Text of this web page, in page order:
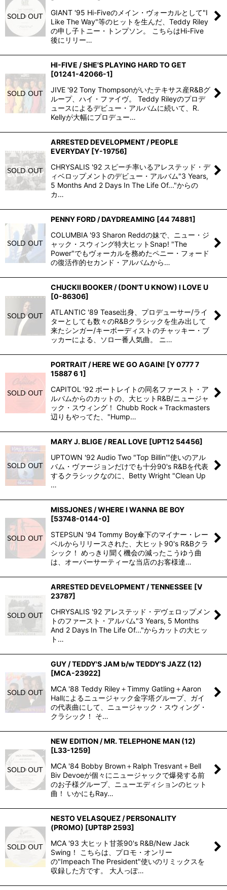
GIANT '95 Hi-Fiveのメイン・ヴォーカルとして"I
Like The Way"等のヒットを生んだ、Teddy Riley
の申し子トニー・トンプソン。 こちらはHi-Five
後にリリー…
HI-FIVE / SHE'S PLAYING HARD TO GET
[01241-42066-1]
JIVE '92 Tony Thompsonがいたテキサス産R&Bグ
ループ、ハイ・ファイヴ。 Teddy Rileyのプロデ
ュースによるデビュー・アルバムに続いて、R.
Kellyが大幅にプロデュー…
ARRESTED DEVELOPMENT / PEOPLE
EVERYDAY [Y-19756]
CHRYSALIS '92 スピーチ率いるアレステッド・デ
ィベロップメントのデビュー・アルバム"3 Years,
5 Months And 2 Days In The Life Of..."からの
カ…
PENNY FORD / DAYDREAMING [44 74881]
COLUMBIA '93 Sharon Reddの妹で、ニュー・ジ
ャック・スウィング特大ヒットSnap! "The
Power"でもヴォーカルを務めたペニー・フォード
の復活作的セカンド・アルバムから…
CHUCKII BOOKER / (DON'T U KNOW) I LOVE U
[0-86306]
ATLANTIC '89 Tease出身、プロデューサー/ライ
ターとしても数々のR&Bクラシックを生み出して
来たシンガー/キーボーディストのチャッキー・ブ
ッカーによる、ソロ一番人気曲。 ニ…
PORTRAIT / HERE WE GO AGAIN! [Y 0777 7
15887 6 1]
CAPITOL '92 ポートレイトの同名ファースト・ア
ルバムからのカットの、大ヒットR&B/ニュージャ
ック・スウィング！ Chubb Rock＋Trackmasters
辺りもやってた、"Hump…
MARY J. BLIGE / REAL LOVE [UPT12 54456]
UPTOWN '92 Audio Two "Top Billin'"使いのアル
バム・ヴァージョンだけでも十分90's R&Bを代表
するクラシックなのに、Betty Wright "Clean Up
…
MISSJONES / WHERE I WANNA BE BOY
[53748-0144-0]
STEPSUN '94 Tommy Boy傘下のマイナー・レー
ベルからリリースされた、大ヒット90's R&Bクラ
シック！ めっきり聞く機会の減ったこうゆう曲
は、オーバーサーティーな当店のお客様達…
ARRESTED DEVELOPMENT / TENNESSEE [V
23787]
CHRYSALIS '92 アレステッド・デヴェロップメン
トのファースト・アルバム"3 Years, 5 Months
And 2 Days In The Life Of..."からカットの大ヒッ
ト…
GUY / TEDDY'S JAM b/w TEDDY'S JAZZ (12)
[MCA-23922]
MCA '88 Teddy Riley＋Timmy Gatling＋Aaron
Hallによるニュージャック金字塔グループ、ガイ
の代表曲にして、ニュージャック・スウィング・
クラシック！ そ…
NEW EDITION / MR. TELEPHONE MAN (12)
[L33-1259]
MCA '84 Bobby Brown＋Ralph Tresvant＋Bell
Biv Devoeが個々にニュージャックで爆発する前
のお子様グループ、ニューエディションのヒット
曲！ いかにもRay…
NESTO VELASQUEZ / PERSONALITY
(PROMO) [UPT8P 2593]
MCA '93 大ヒット甘茶90's R&B/New Jack
Swing！ こちらは、プロモ・オンリー
の"Impeach The President"使いのリミックスを
収録した方です。 大人っぽ…